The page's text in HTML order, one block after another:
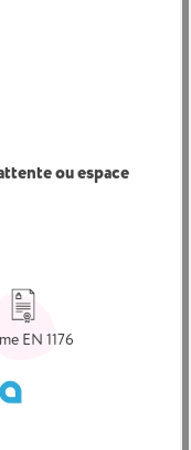
ou espace
EN 1176